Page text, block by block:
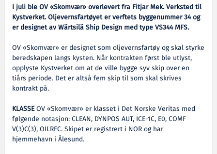
I juli ble OV «Skomvær» overlevert fra Fitjar Mek. Verksted til
Kystverket. Oljevernsfartøyet er verftets byggenummer 34 og
er designet av Wärtsilä Ship Design med type VS344 MFS.
OV «Skomvær» er designet som oljevernsfartøy og skal styrke
beredskapen langs kysten. Når kontrakten først ble utlyst,
opplyste Kystverket om at de ville bygge syv skip over en
tiårs periode. Det er altså fem skip til som skal skrives
kontrakt på.
KLASSEOV «Skomvær» er klasset i Det Norske Veritas med
følgende notasjon: CLEAN, DYNPOS AUT, ICE-1C, E0, COMF
V(3)C(3), OILREC. Skipet er registrert i NOR og har
hjemmehavn i Ålesund.